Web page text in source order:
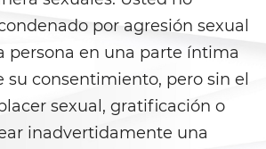
of the Court
Matters
Of Rehabilitation
por agresión sexual
persona en una parte íntima
su consentimiento, pero sin el
sexual, gratificación o
inadvertidamente una